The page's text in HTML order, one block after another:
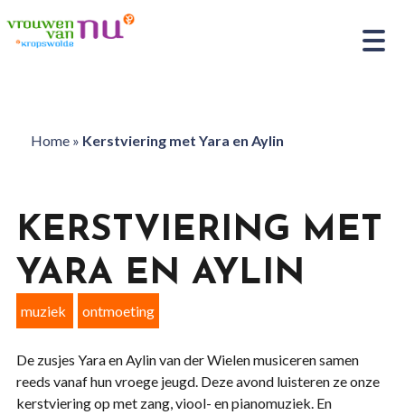
Home» Kerstviering met Yara en Aylin
KERSTVIERING MET
YARA EN AYLIN
muziek ontmoeting
De zusjes Yara en Aylin van der Wielen musiceren samen
reeds vanaf hun vroege jeugd. Deze avond luisteren ze onze
kerstviering op met zang, viool- en pianomuziek. En